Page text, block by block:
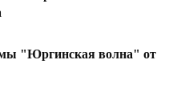
"Юргинская волна" от